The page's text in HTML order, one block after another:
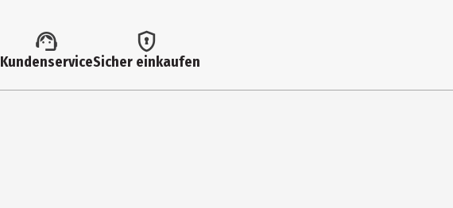
KundenserviceSicher einkaufen